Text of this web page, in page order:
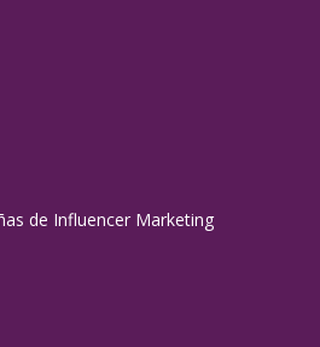
de Influencer Marketing